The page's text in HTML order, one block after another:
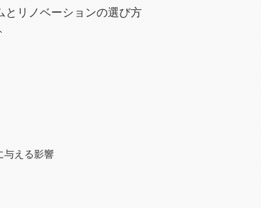
とリノベーションの選び方
与える影響